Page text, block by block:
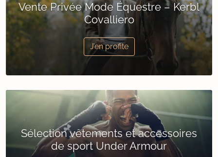
Vente Privée Mode Équestre – Kerbl
Covalliero
J’en profite
Sélection vêtements et accessoires
de sport Under Armour